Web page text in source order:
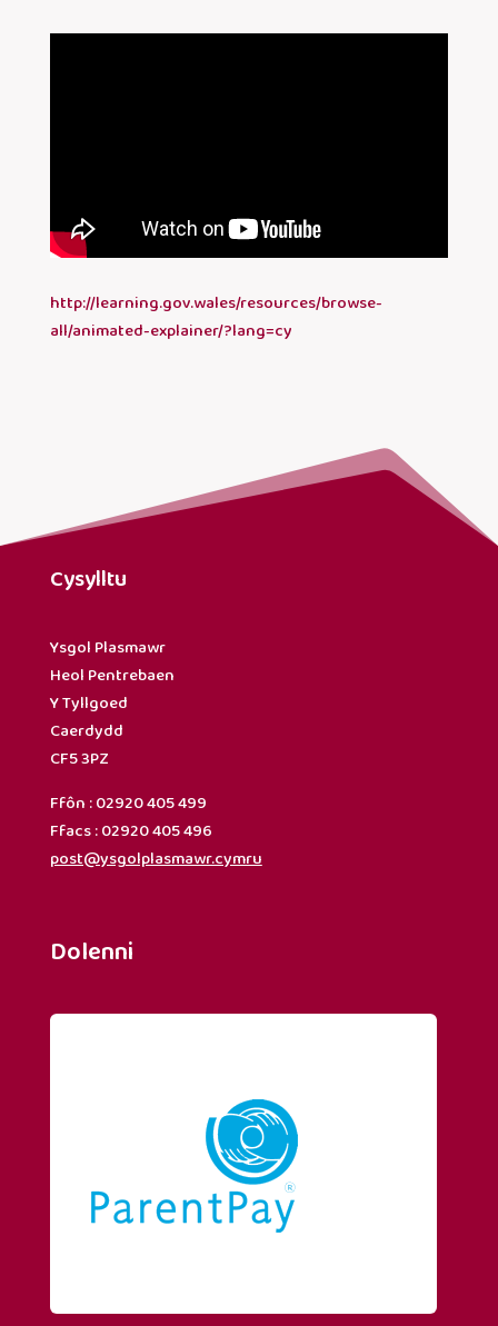
http://learning.gov.wales/resources/browse-
all/animated-explainer/?lang=cy
Cysylltu
Ysgol Plasmawr
Heol Pentrebaen
Y Tyllgoed
Caerdydd
CF5 3PZ
Ffôn : 02920 405 499
Ffacs : 02920 405 496
post@ysgolplasmawr.cymru
Dolenni